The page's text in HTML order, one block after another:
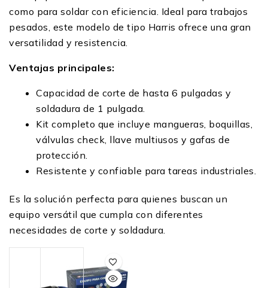
como para soldar con eficiencia. Ideal para trabajos
pesados, este modelo de tipo Harris ofrece una gran
versatilidad y resistencia.
Ventajas principales:
Capacidad de corte de hasta 6 pulgadas y
soldadura de 1 pulgada.
Kit completo que incluye mangueras, boquillas,
válvulas check, llave multiusos y gafas de
protección.
Resistente y confiable para tareas industriales.
Es la solución perfecta para quienes buscan un
equipo versátil que cumpla con diferentes
necesidades de corte y soldadura.